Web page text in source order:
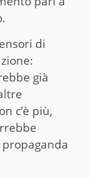
di
già
c’è più,